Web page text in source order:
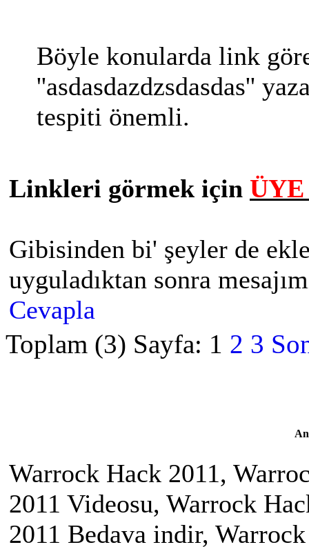
Böyle konularda link
''asdasdazdzsdasdas''
tespiti önemli.
Linkleri görmek için ÜYE
Gibisinden bi' şeyler de
uyguladıktan sonra
Cevapla
Toplam (3) Sayfa: 1 2 3
Warrock Hack 2011,
2011 Videosu, Warrock
2011 Bedava indir,